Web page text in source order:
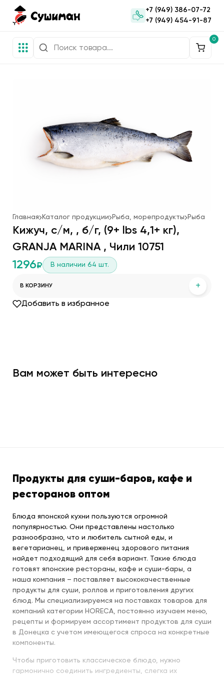
+7 (949) 386-07-72
+7 (949) 454-91-87
0
Главная Каталог продукции Рыба, морепродукты Рыба
Кижуч, с/м, , б/г, (9+ lbs 4,1+ кг),
GRANJA MARINA , Чили 10751
1296₽ В наличии 64 шт.
В КОРЗИНУ +
Добавить в избранное
Вам может быть интересно
Продукты для суши-баров, кафе и
ресторанов оптом
Блюда японской кухни пользуются огромной
популярностью. Они представлены настолько
разнообразно, что и любитель сытной еды, и
вегетарианец, и приверженец здорового питания
найдет подходящий для себя вариант. Такие блюда
готовят японские рестораны, кафе и суши-бары, а
наша компания – поставляет высококачественные
продукты для суши, роллов и приготовления других
блюд. Мы специализируемся на поставках товаров для
компаний категории HORECA, постоянно изучаем меню,
рецепты и формируем ассортимент продуктов для суши
в Донецка с учетом имеющегося спроса на конкретные
компоненты.
Чтобы приготовить классическое блюдо, нужно
гармонично соединить ингредиенты, слегка их